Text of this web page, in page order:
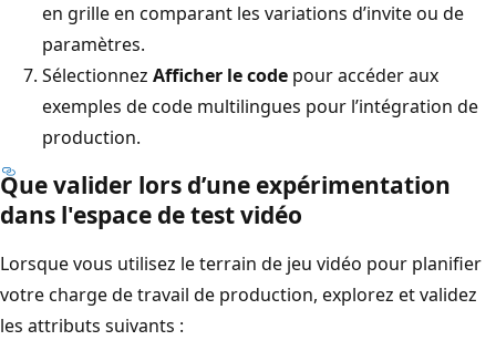
en grille en comparant les variations d’invite ou de
paramètres.
Sélectionnez Afficher le code pour accéder aux
exemples de code multilingues pour l’intégration de
production.
Que valider lors d’une expérimentation
dans l'espace de test vidéo
Lorsque vous utilisez le terrain de jeu vidéo pour planifier
votre charge de travail de production, explorez et validez
les attributs suivants :